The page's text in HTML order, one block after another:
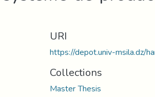
URI
https://depot.univ-msila.dz/
Collections
Master Thesis